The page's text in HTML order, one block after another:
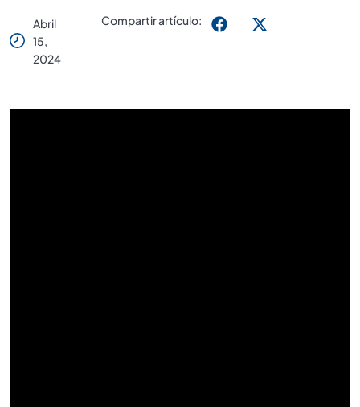
Abril
15,
2024
Compartir artículo: